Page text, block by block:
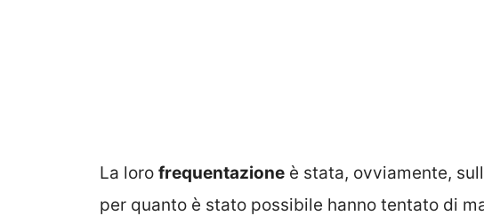
La loro frequentazione è stata, ovviamente,
per quanto è stato possibile hanno tentato di